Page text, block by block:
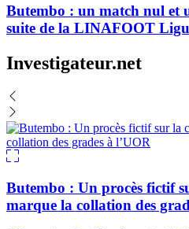
Butembo : un match nul et
suite de la LINAFOOT
Investigateur.net
Butembo : Un procès fictif
marque la collation des